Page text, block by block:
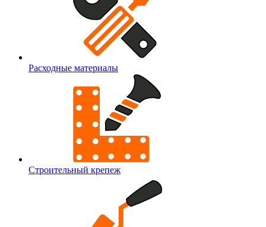
Расходные материалы
Строительный крепеж